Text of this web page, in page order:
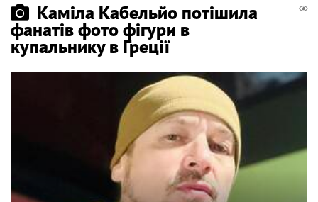
Каміла Кабельйо потішила
фанатів фото фігури в
купальнику в Греції